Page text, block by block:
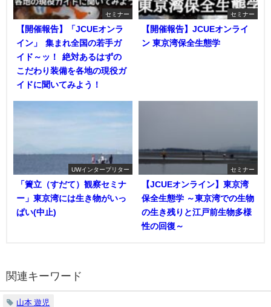
セミナー
【開催報告】「JCUEオンラ
イン」 集まれ全国の若手ガ
イド～ッ！ 絶対あるはずの
こだわり装備を各地の現役ガ
イドに聞いてみよう！
セミナー
【開催報告】JCUEオンライ
ン 東京湾保全生態学
UWインタープリター
「簀立（すだて）観察セミナ
ー」東京湾には生き物がいっ
ぱい(中止)
セミナー
【JCUEオンライン】東京湾
保全生態学 ～東京湾での生物
の生き残りと江戸前生物多様
性の回復～
関連キーワード
山本 遊児